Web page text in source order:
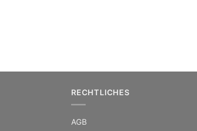
RECHTLICHES
AGB